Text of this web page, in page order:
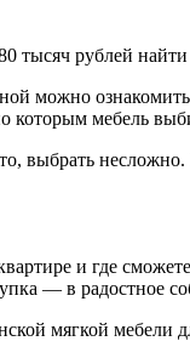
тысяч рублей
можно
которым мебель
выбрать
и где
— в радостное
мягкой мебели